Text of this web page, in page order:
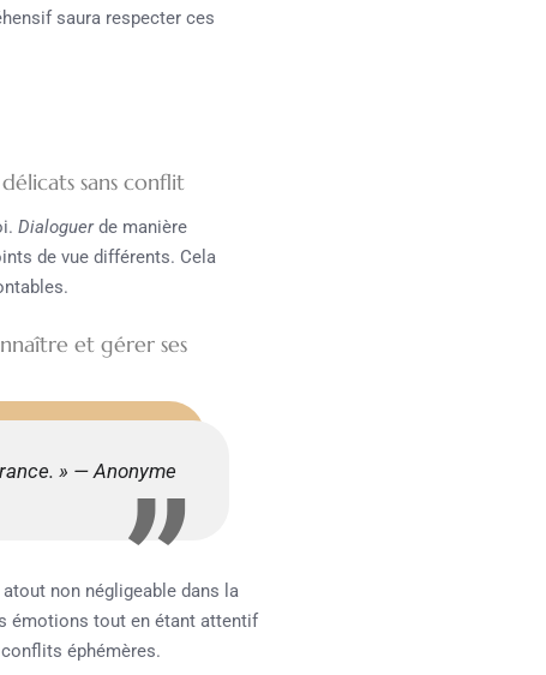
saura respecter ces
sans conflit
Dialoguerde manière
de vue différents. Cela
et gérer ses
» — Anonyme
non négligeable dans la
émotions tout en étant attentif
éphémères.